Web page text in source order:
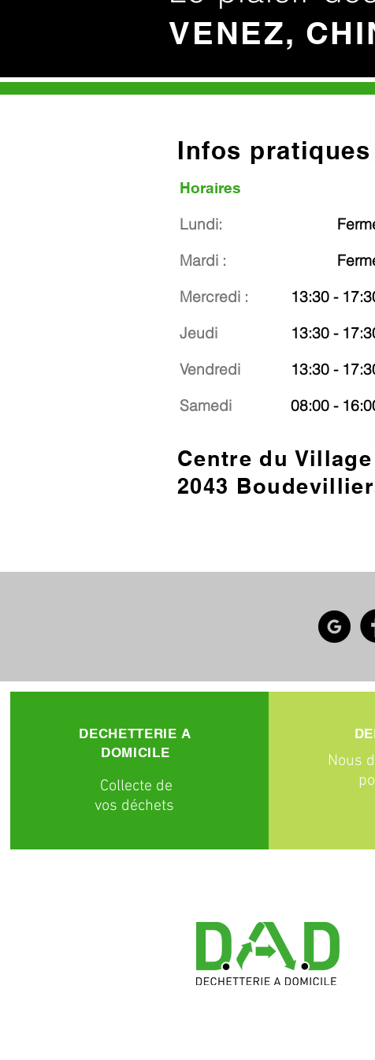
VENEZ,
Infos pratiques
Horaires
Lundi:
Mardi :
Mercredi :
Jeudi
Vendredi
Samedi
13:30 -
13:30 -
13:30 -
08:00 -
Centre du Village
2043
DECHETTERIE A
DOMICILE
Collecte de
vos déchets
Nous